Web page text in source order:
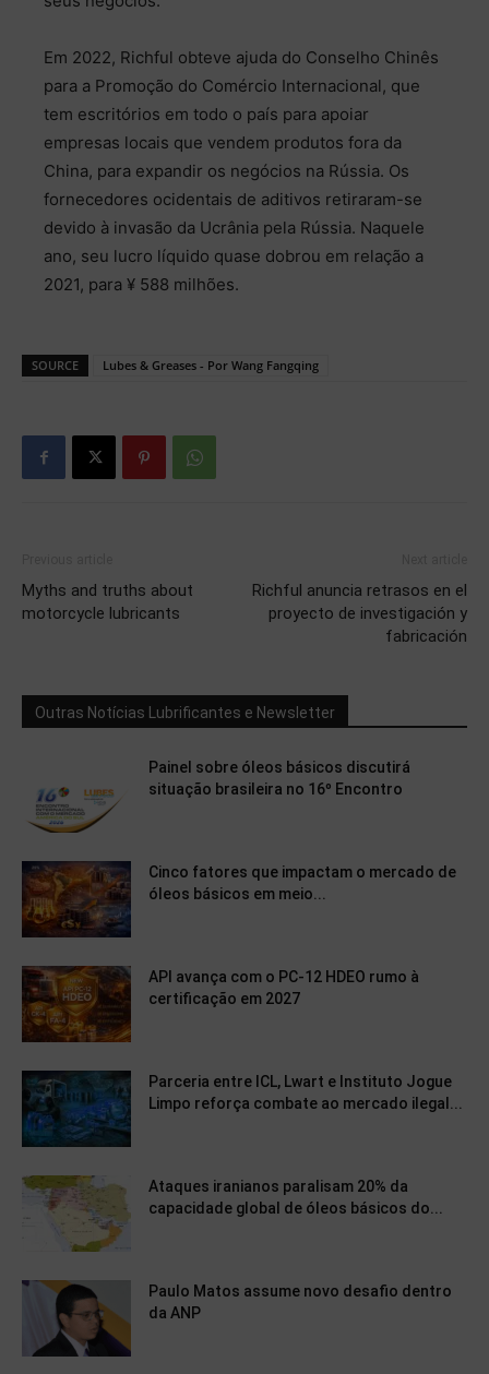
Em 2022, Richful obteve ajuda do Conselho Chinês
para a Promoção do Comércio Internacional, que
tem escritórios em todo o país para apoiar
empresas locais que vendem produtos fora da
China, para expandir os negócios na Rússia. Os
fornecedores ocidentais de aditivos retiraram-se
devido à invasão da Ucrânia pela Rússia. Naquele
ano, seu lucro líquido quase dobrou em relação a
2021, para ¥ 588 milhões.
SOURCE Lubes & Greases - Por Wang Fangqing
Myths and truths about
motorcycle lubricants
Richful anuncia retrasos en el
proyecto de investigación y
fabricación
Outras Notícias Lubrificantes e Newsletter
Painel sobre óleos básicos discutirá
situação brasileira no 16º Encontro
Cinco fatores que impactam o mercado de
óleos básicos em meio...
API avança com o PC-12 HDEO rumo à
certificação em 2027
Parceria entre ICL, Lwart e Instituto Jogue
Limpo reforça combate ao mercado ilegal...
Ataques iranianos paralisam 20% da
capacidade global de óleos básicos do...
Paulo Matos assume novo desafio dentro
da ANP